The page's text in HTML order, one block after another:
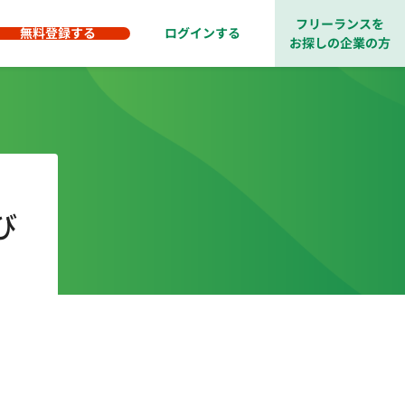
無料登録する ログインする
フリーランスを
お探しの企業の方